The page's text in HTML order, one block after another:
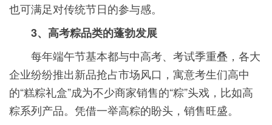
也可满足对传统节日的参与感。
3、高考粽品类的蓬勃发展
每年端午节基本都与中高考、考试季重叠，各大
企业纷纷推出新品抢占市场风口，寓意考生们高中
的“糕粽礼盒”成为不少商家销售的“粽”头戏，比如高
粽系列产品。凭借一举高粽的盼头，销售旺盛。